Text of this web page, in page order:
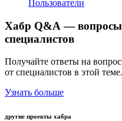
Пользователи
Хабр Q&A — вопросы
специалистов
Получайте ответы на
от специалистов в этой теме.
Узнать больше
другие проекты хабра